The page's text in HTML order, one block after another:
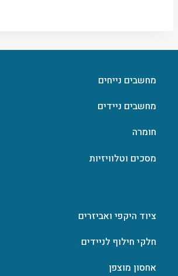
מחשבים נייחים
מחשבים ניידים
חומרה
מסכים וטלוויזיות
ציוד היקפי ואביזרים
חלקי חילוף לניידים
אחסון מוצפן